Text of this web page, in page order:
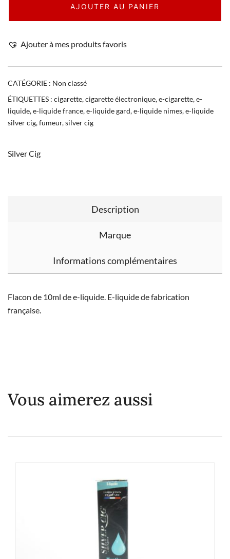
AJOUTER AU PANIER
Ajouter à mes produits favoris
CATÉGORIE : Non classé
ÉTIQUETTES : cigarette,cigarette électronique,e-cigarette,e-
liquide,e-liquide france,e-liquide gard,e-liquide nimes,e-liquide
silver cig,fumeur,silver cig
Silver Cig
Description
Marque
Informations complémentaires
Flacon de 10ml de e-liquide. E-liquide de fabrication
française.
Vous aimerez aussi